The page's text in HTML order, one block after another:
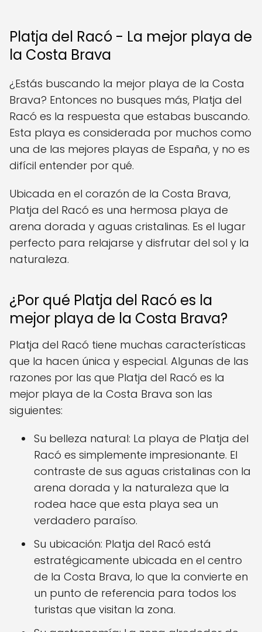
Platja del Racó - La mejor playa de
la Costa Brava
¿Estás buscando la mejor playa de la Costa
Brava? Entonces no busques más, Platja del
Racó es la respuesta que estabas buscando.
Esta playa es considerada por muchos como
una de las mejores playas de España, y no es
difícil entender por qué.
Ubicada en el corazón de la Costa Brava,
Platja del Racó es una hermosa playa de
arena dorada y aguas cristalinas. Es el lugar
perfecto para relajarse y disfrutar del sol y la
naturaleza.
¿Por qué Platja del Racó es la
mejor playa de la Costa Brava?
Platja del Racó tiene muchas características
que la hacen única y especial. Algunas de las
razones por las que Platja del Racó es la
mejor playa de la Costa Brava son las
siguientes:
Su belleza natural: La playa de Platja del
Racó es simplemente impresionante. El
contraste de sus aguas cristalinas con la
arena dorada y la naturaleza que la
rodea hace que esta playa sea un
verdadero paraíso.
Su ubicación: Platja del Racó está
estratégicamente ubicada en el centro
de la Costa Brava, lo que la convierte en
un punto de referencia para todos los
turistas que visitan la zona.